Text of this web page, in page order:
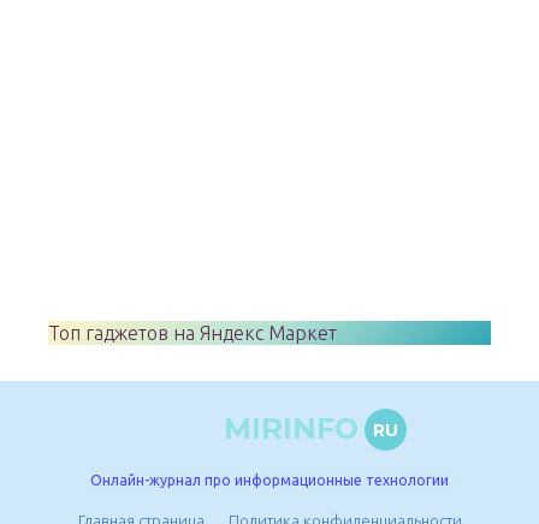
Топ гаджетов на Яндекс Маркет
MIRINFO RU
Онлайн-журнал про информационные технологии
Главная страница Политика конфиденциальности